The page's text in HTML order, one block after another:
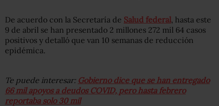
De acuerdo con la Secretaría de Salud federal, hasta este
9 de abril se han presentado 2 millones 272 mil 64 casos
positivos y detalló que van 10 semanas de reducción
epidémica.
Te puede interesar: Gobierno dice que se han entregado
66 mil apoyos a deudos COVID, pero hasta febrero
reportaba solo 30 mil